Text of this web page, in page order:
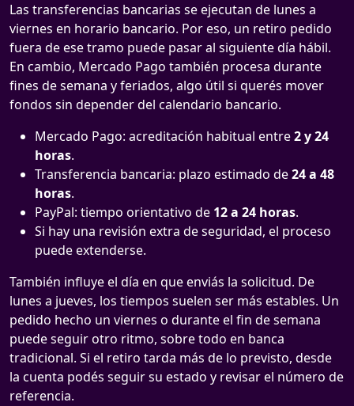
Las transferencias bancarias se ejecutan de lunes a
viernes en horario bancario. Por eso, un retiro pedido
fuera de ese tramo puede pasar al siguiente día hábil.
En cambio, Mercado Pago también procesa durante
fines de semana y feriados, algo útil si querés mover
fondos sin depender del calendario bancario.
Mercado Pago: acreditación habitual entre2 y 24
horas.
Transferencia bancaria: plazo estimado de24 a 48
horas.
PayPal: tiempo orientativo de 12 a 24 horas.
Si hay una revisión extra de seguridad, el proceso
puede extenderse.
También influye el día en que enviás la solicitud. De
lunes a jueves, los tiempos suelen ser más estables. Un
pedido hecho un viernes o durante el fin de semana
puede seguir otro ritmo, sobre todo en banca
tradicional. Si el retiro tarda más de lo previsto, desde
la cuenta podés seguir su estado y revisar el número de
referencia.